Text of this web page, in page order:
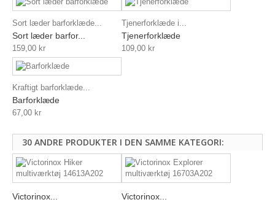
Sort læder barforklæde...
Sort læder barfor...
159,00 kr
Tjenerforklæde i...
Tjenerforklæde
109,00 kr
Kraftigt barforklæde...
Barforklæde
67,00 kr
30 ANDRE PRODUKTER I DEN SAMME KATEGORI:
Victorinox... Victorinox...